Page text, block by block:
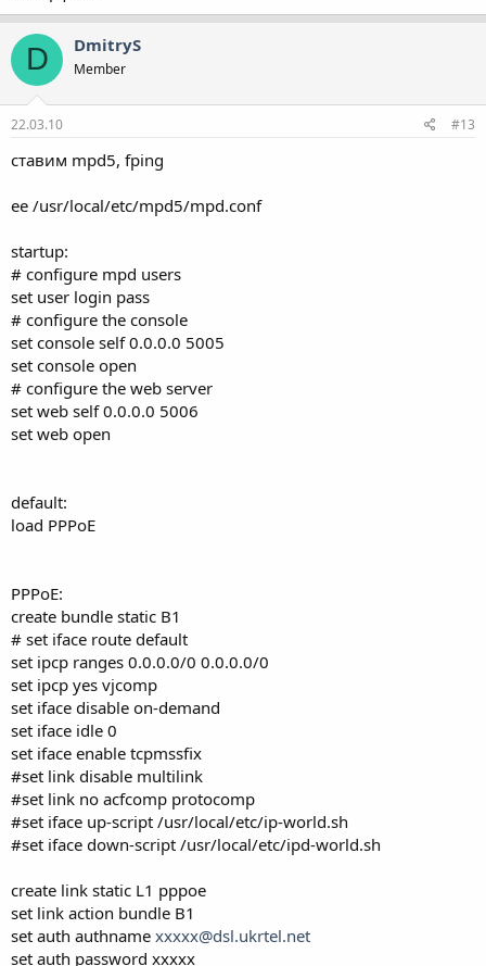
D DmitryS
Member
22.03.10 #13
ставим mpd5, fping
ee /usr/local/etc/mpd5/mpd.conf
startup:
# configure mpd users
set user login pass
# configure the console
set console self 0.0.0.0 5005
set console open
# configure the web server
set web self 0.0.0.0 5006
set web open
default:
load PPPoE
PPPoE:
create bundle static B1
# set iface route default
set ipcp ranges 0.0.0.0/0 0.0.0.0/0
set ipcp yes vjcomp
set iface disable on-demand
set iface idle 0
set iface enable tcpmssfix
#set link disable multilink
#set link no acfcomp protocomp
#set iface up-script /usr/local/etc/ip-world.sh
#set iface down-script /usr/local/etc/ipd-world.sh
create link static L1 pppoe
set link action bundle B1
set auth authname xxxxx@dsl.ukrtel.net
set auth password xxxxx